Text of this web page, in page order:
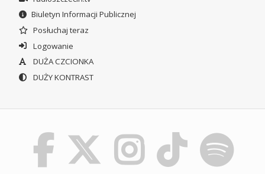
Biuletyn Informacji Publicznej
Posłuchaj teraz
Logowanie
DUŻA CZCIONKA
DUŻY KONTRAST